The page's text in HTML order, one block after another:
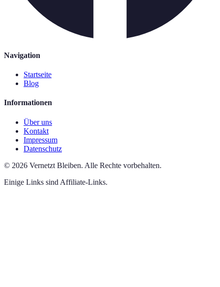
Navigation
Startseite
Blog
Informationen
Über uns
Kontakt
Impressum
Datenschutz
© 2026 Vernetzt Bleiben. Alle Rechte vorbehalten.
Einige Links sind Affiliate-Links.